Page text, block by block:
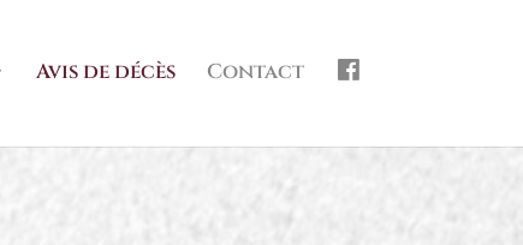
Avis de décès Contact